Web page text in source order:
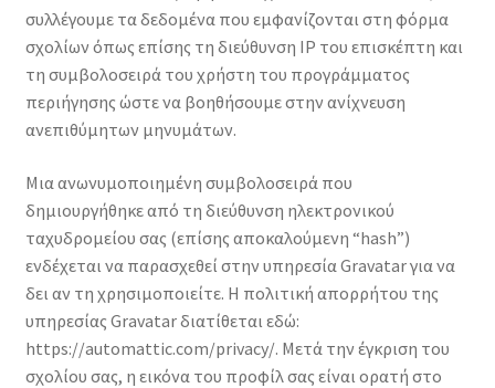
συλλέγουμε τα δεδομένα που εμφανίζονται στη φόρμα
σχολίων όπως επίσης τη διεύθυνση IP του επισκέπτη και
τη συμβολοσειρά του χρήστη του προγράμματος
περιήγησης ώστε να βοηθήσουμε στην ανίχνευση
ανεπιθύμητων μηνυμάτων.
Μια ανωνυμοποιημένη συμβολοσειρά που
δημιουργήθηκε από τη διεύθυνση ηλεκτρονικού
ταχυδρομείου σας (επίσης αποκαλούμενη “hash”)
ενδέχεται να παρασχεθεί στην υπηρεσία Gravatar για να
δει αν τη χρησιμοποιείτε. Η πολιτική απορρήτου της
υπηρεσίας Gravatar διατίθεται εδώ:
https://automattic.com/privacy/. Μετά την έγκριση του
σχολίου σας, η εικόνα του προφίλ σας είναι ορατή στο